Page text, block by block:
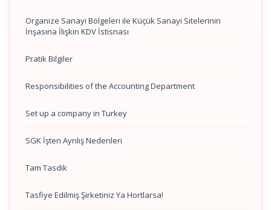
Organize Sanayi Bölgeleri ile Küçük Sanayi Sitelerinin
İnşasına İlişkin KDV İstisnası
Pratik Bilgiler
Responsibilities of the Accounting Department
Set up a company in Turkey
SGK İşten Ayrılış Nedenleri
Tam Tasdik
Tasfiye Edilmiş Şirketiniz Ya Hortlarsa!